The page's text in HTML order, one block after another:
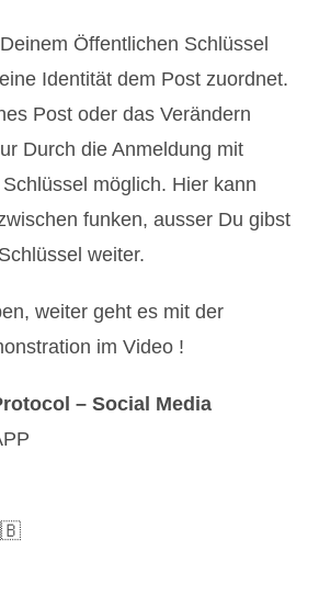
Öffentlichen Schlüssel
Identität dem Post zuordnet.
Post oder das Verändern
Durch die Anmeldung mit
möglich. Hier kann
funken, ausser Du gibst
weiter.
weiter geht es mit der
im Video !
– Social Media